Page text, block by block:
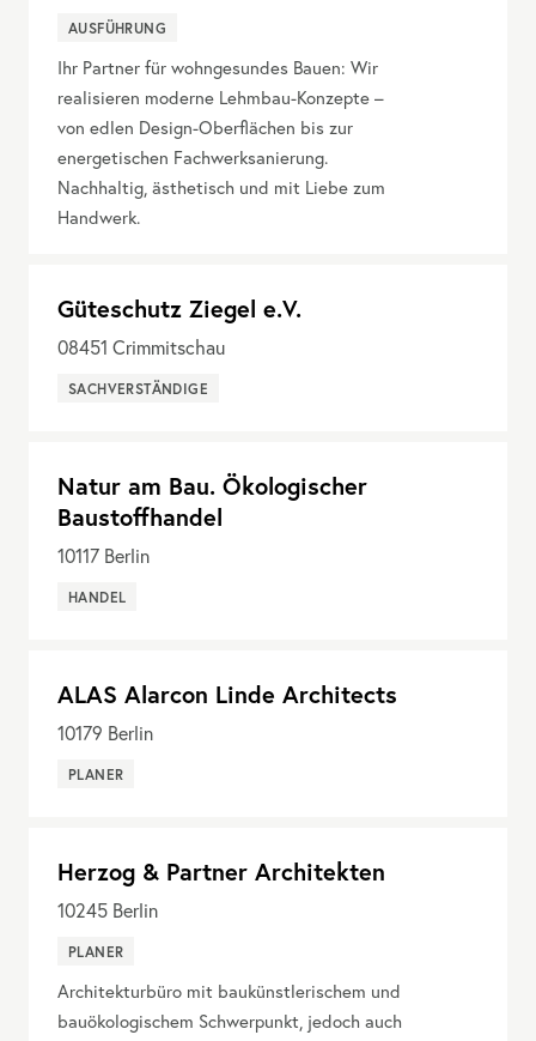
AUSFÜHRUNG
Ihr Partner für wohngesundes Bauen: Wir
realisieren moderne Lehmbau-Konzepte –
von edlen Design-Oberflächen bis zur
energetischen Fachwerksanierung.
Nachhaltig, ästhetisch und mit Liebe zum
Handwerk.
Güteschutz Ziegel e.V.
08451 Crimmitschau
SACHVERSTÄNDIGE
Natur am Bau. Ökologischer
Baustoffhandel
10117 Berlin
HANDEL
ALAS Alarcon Linde Architects
10179 Berlin
PLANER
Herzog & Partner Architekten
10245 Berlin
PLANER
Architekturbüro mit baukünstlerischem und
bauökologischem Schwerpunkt, jedoch auch